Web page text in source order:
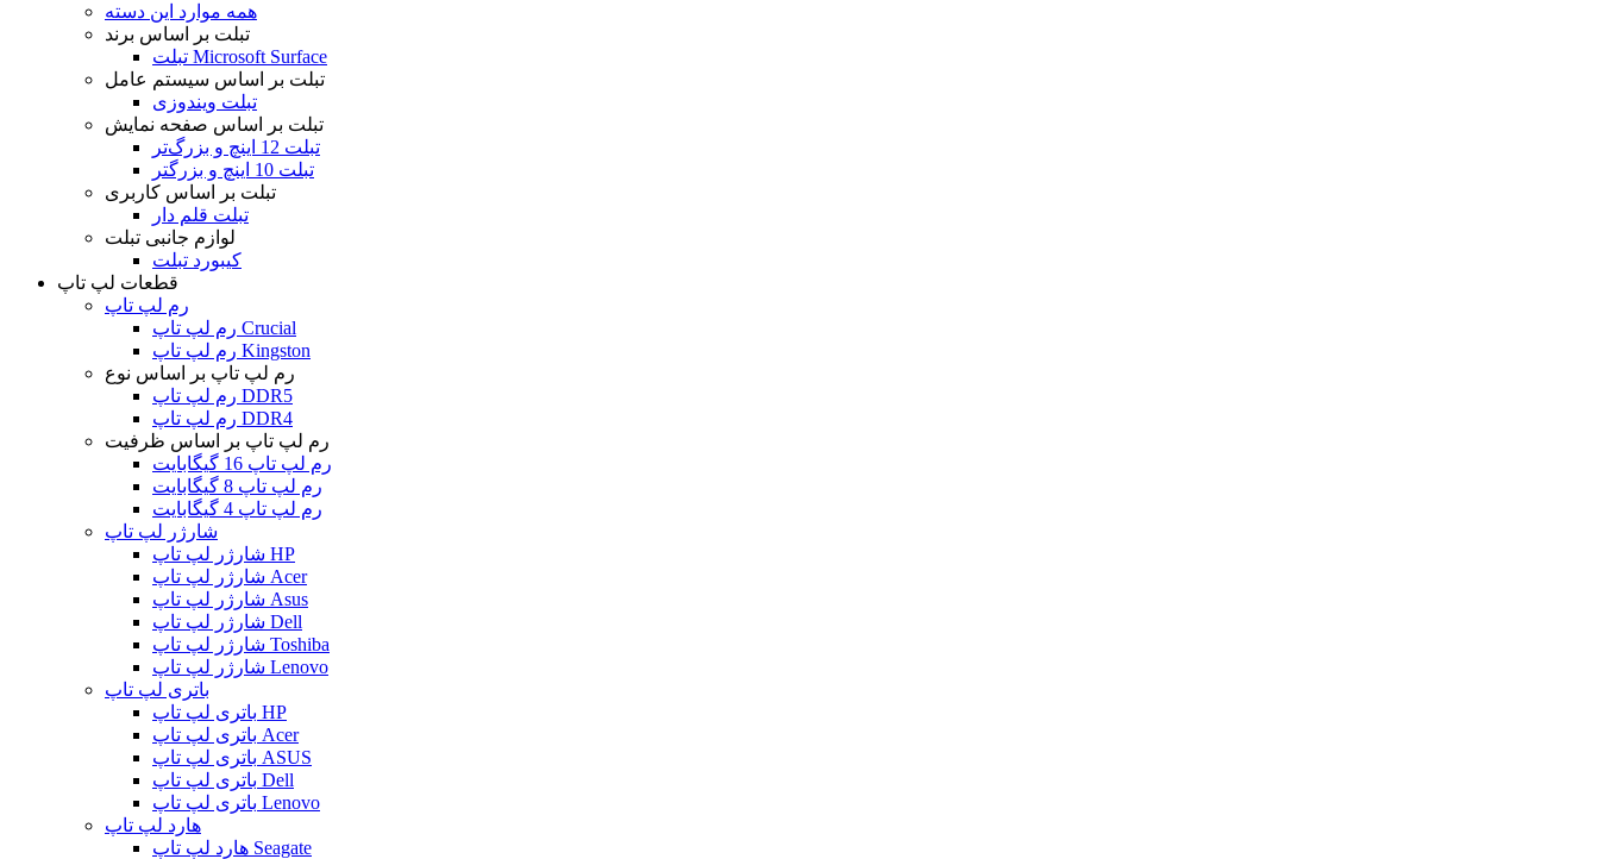
همه موارد این دسته
تبلت بر اساس برند
تبلت Microsoft Surface
تبلت بر اساس سیستم عامل
تبلت ویندوزی
تبلت بر اساس صفحه نمایش
تبلت 12 اینچ و بزرگ‌تر
تبلت 10 اینچ و بزرگتر
تبلت بر اساس کاربری
تبلت قلم دار
لوازم جانبی تبلت
کیبورد تبلت
قطعات لپ تاپ
رم لپ تاپ
رم لپ تاپ Crucial
رم لپ تاپ Kingston
رم لپ تاپ بر اساس نوع
رم لپ تاپ DDR5
رم لپ تاپ DDR4
رم لپ تاپ بر اساس ظرفیت
رم لپ تاپ 16 گیگابایت
رم لپ تاپ 8 گیگابایت
رم لپ تاپ 4 گیگابایت
شارژر لپ تاپ
شارژر لپ تاپ HP
شارژر لپ تاپ Acer
شارژر لپ تاپ Asus
شارژر لپ تاپ Dell
شارژر لپ تاپ Toshiba
شارژر لپ تاپ Lenovo
باتری لپ تاپ
باتری لپ تاپ HP
باتری لپ تاپ Acer
باتری لپ تاپ ASUS
باتری لپ تاپ Dell
باتری لپ تاپ Lenovo
هارد لپ تاپ
هارد لپ تاپ Seagate